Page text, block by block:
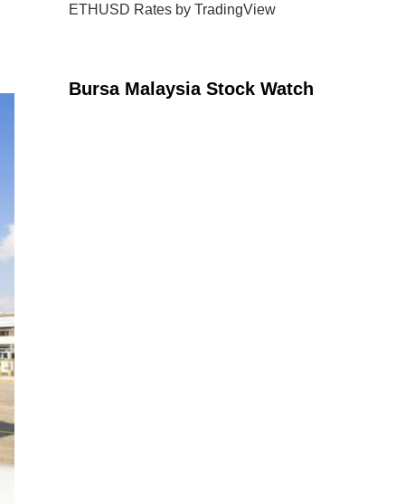
ETHUSD Rates by TradingView
Bursa Malaysia Stock Watch